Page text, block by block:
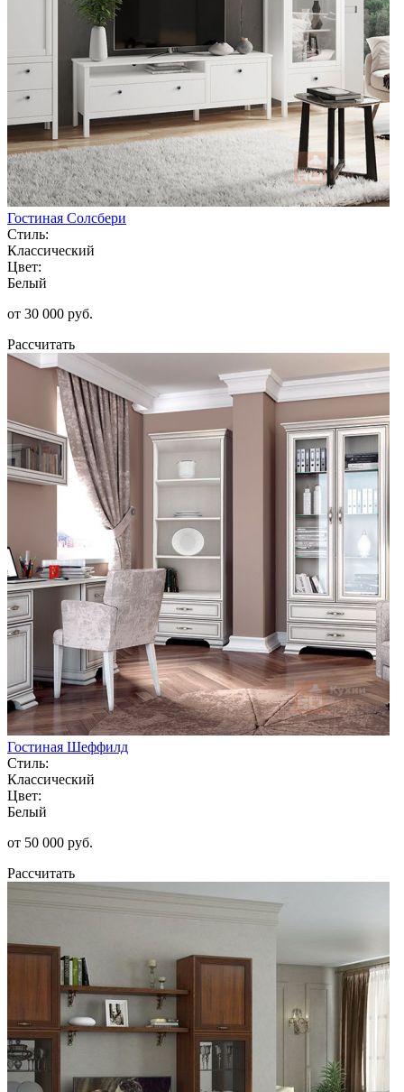
Гостиная Солсбери
Стиль:
Классический
Цвет:
Белый
от 30 000 руб.
Рассчитать
Гостиная Шеффилд
Стиль:
Классический
Цвет:
Белый
от 50 000 руб.
Рассчитать